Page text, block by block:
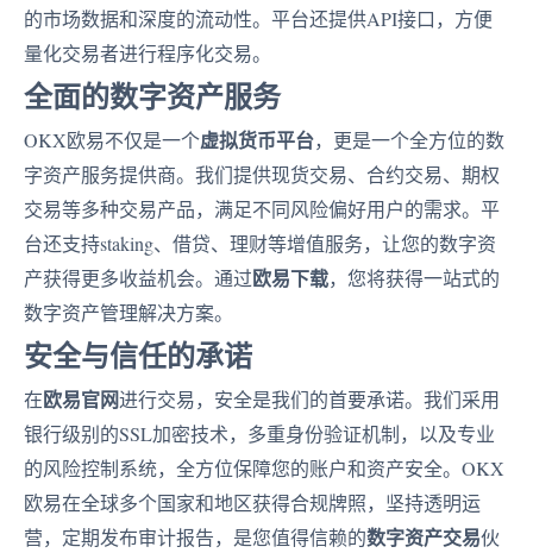
的市场数据和深度的流动性。平台还提供API接口，方便
量化交易者进行程序化交易。
全面的数字资产服务
OKX欧易不仅是一个虚拟货币平台，更是一个全方位的数
字资产服务提供商。我们提供现货交易、合约交易、期权
交易等多种交易产品，满足不同风险偏好用户的需求。平
台还支持staking、借贷、理财等增值服务，让您的数字资
产获得更多收益机会。通过欧易下载，您将获得一站式的
数字资产管理解决方案。
安全与信任的承诺
在欧易官网进行交易，安全是我们的首要承诺。我们采用
银行级别的SSL加密技术，多重身份验证机制，以及专业
的风险控制系统，全方位保障您的账户和资产安全。OKX
欧易在全球多个国家和地区获得合规牌照，坚持透明运
营，定期发布审计报告，是您值得信赖的数字资产交易伙